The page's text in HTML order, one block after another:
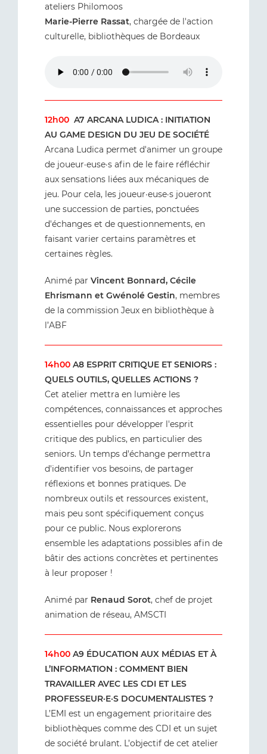
ateliers Philomoos
Marie-Pierre Rassat, chargée de l'action
culturelle, bibliothèques de Bordeaux
12h00 A7 ARCANA LUDICA : INITIATION
AU GAME DESIGN DU JEU DE SOCIÉTÉ
Arcana Ludica permet d'animer un groupe
de joueur·euse·s afin de le faire réfléchir
aux sensations liées aux mécaniques de
jeu. Pour cela, les joueur·euse·s joueront
une succession de parties, ponctuées
d'échanges et de questionnements, en
faisant varier certains paramètres et
certaines règles.
Animé par Vincent Bonnard, Cécile
Ehrismann et Gwénolé Gestin, membres
de la commission Jeux en bibliothèque à
l’ABF
14h00 A8 ESPRIT CRITIQUE ET SENIORS :
QUELS OUTILS, QUELLES ACTIONS ?
Cet atelier mettra en lumière les
compétences, connaissances et approches
essentielles pour développer l'esprit
critique des publics, en particulier des
seniors. Un temps d'échange permettra
d'identifier vos besoins, de partager
réflexions et bonnes pratiques. De
nombreux outils et ressources existent,
mais peu sont spécifiquement conçus
pour ce public. Nous explorerons
ensemble les adaptations possibles afin de
bâtir des actions concrètes et pertinentes
à leur proposer !
Animé par Renaud Sorot, chef de projet
animation de réseau, AMSCTI
14h00 A9 ÉDUCATION AUX MÉDIAS ET À
L’INFORMATION : COMMENT BIEN
TRAVAILLER AVEC LES CDI ET LES
PROFESSEUR·E·S DOCUMENTALISTES ?
L’EMI est un engagement prioritaire des
bibliothèques comme des CDI et un sujet
de société brulant. L’objectif de cet atelier